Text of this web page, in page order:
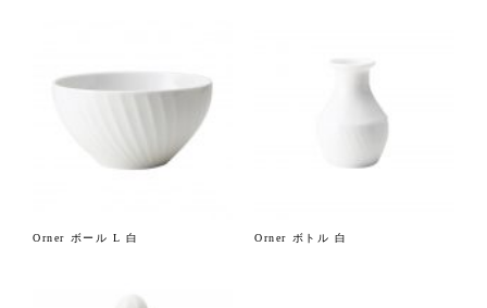
Orner ボール L 白 Orner ボトル 白